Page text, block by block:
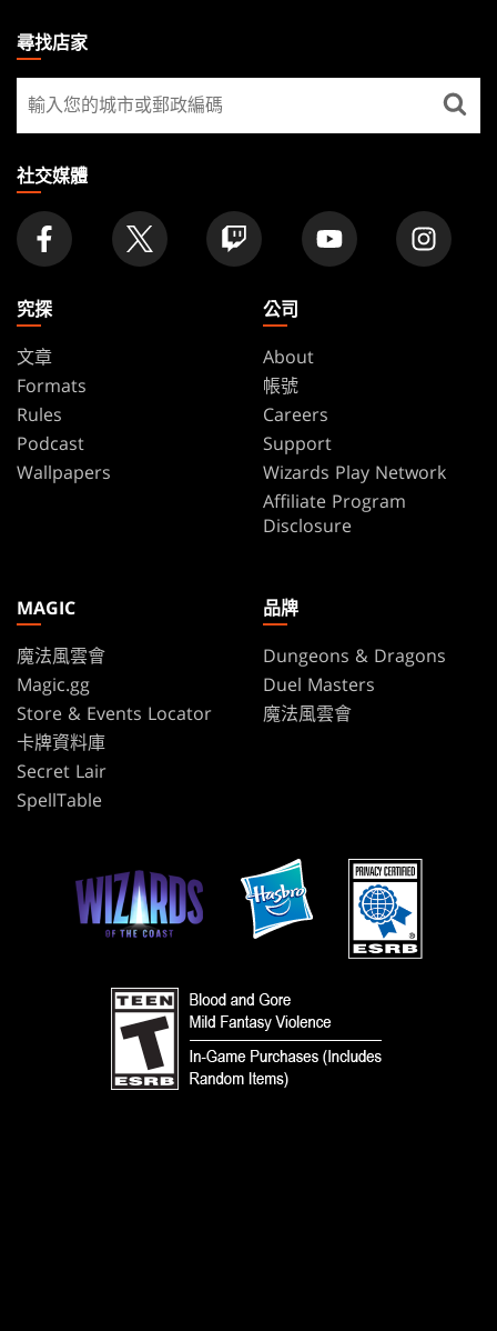
THE
GATHERING
FOOTER
尋找店家
尋
找
家
社交媒體
究探
文章
Formats
Rules
Podcast
Wallpapers
公司
About
帳號
Careers
Support
Wizards Play Network
Affiliate Program
Disclosure
MAGIC
魔法風雲會
Magic.gg
Store & Events Locator
卡牌資料庫
Secret Lair
SpellTable
品牌
Dungeons & Dragons
Duel Masters
魔法風雲會